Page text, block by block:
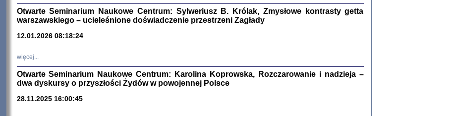
Sewek Okonowski, oprac. Marta Janczewska
PISZĄCY TE SŁOWA JEST PRACOWNIKIEM
GETTOWEJ INSTYTUCJI ...
'z Dziennika' i inne pisma z łódzkiego getta
Józef Zelkowicz, tłum. z jidysz, oprac. i wstęp. Monika Polit
Otwarte Seminarium Naukowe Centrum: Sylweriusz B. Królak, Zmysłowe kontrasty getta
warszawskiego – ucieleśnione doświadczenie przestrzeni Zagłady
12.01.2026 08:18:24
więcej...
Otwarte Seminarium Naukowe Centrum: Karolina Koprowska, Rozczarowanie i nadzieja –
dwa dyskursy o przyszłości Żydów w powojennej Polsce
28.11.2025 16:00:45